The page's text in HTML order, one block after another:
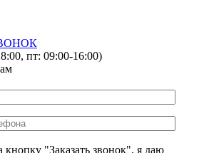
пт: 09:00-16:00)
"Заказать звонок", я даю